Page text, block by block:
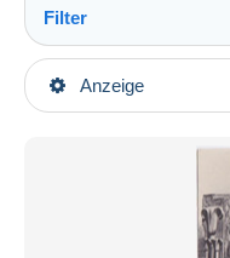
Anzeige
Hauptkategorien
Filter
Art der Verkäufe
Laufende Angebote
Auktionen mit
Auktionen ohne
Auktionshäuser